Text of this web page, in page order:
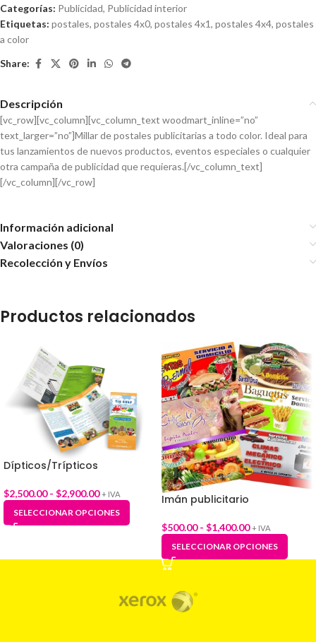
Categorías: Publicidad, Publicidad interior
Etiquetas: postales, postales 4x0, postales 4x1, postales 4x4, postales
a color
Share:
Descripción
[vc_row][vc_column][vc_column_text woodmart_inline=”no”
text_larger=”no”]Millar de postales publicitarias a todo color. Ideal para
tus lanzamientos de nuevos productos, eventos especiales o cualquier
otra campaña de publicidad que requieras.[/vc_column_text]
[/vc_column][/vc_row]
Información adicional
Valoraciones (0)
Recolección y Envíos
Productos relacionados
Dípticos/Trípticos
$2,500.00 - $2,900.00 + IVA
SELECCIONAR OPCIONES
Imán publicitario
$500.00 - $1,400.00 + IVA
SELECCIONAR OPCIONES